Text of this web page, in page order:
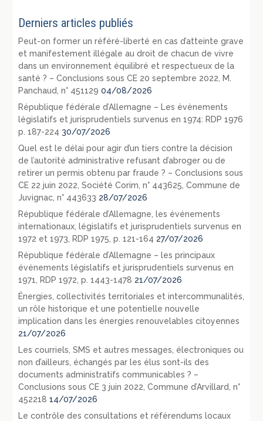
Derniers articles publiés
Peut-on former un référé-liberté en cas d’atteinte grave
et manifestement illégale au droit de chacun de vivre
dans un environnement équilibré et respectueux de la
santé ? – Conclusions sous CE 20 septembre 2022, M.
Panchaud, n° 451129 04/08/2026
République fédérale d’Allemagne – Les évènements
législatifs et jurisprudentiels survenus en 1974: RDP 1976
p. 187-224 30/07/2026
Quel est le délai pour agir d’un tiers contre la décision
de l’autorité administrative refusant d’abroger ou de
retirer un permis obtenu par fraude ? – Conclusions sous
CE 22 juin 2022, Société Corim, n° 443625, Commune de
Juvignac, n° 443633 28/07/2026
République fédérale d’Allemagne, les événements
internationaux, législatifs et jurisprudentiels survenus en
1972 et 1973, RDP 1975, p. 121-164 27/07/2026
République fédérale d’Allemagne – les principaux
évènements législatifs et jurisprudentiels survenus en
1971, RDP 1972, p. 1443-1478 21/07/2026
Énergies, collectivités territoriales et intercommunalités,
un rôle historique et une potentielle nouvelle
implication dans les énergies renouvelables citoyennes
21/07/2026
Les courriels, SMS et autres messages, électroniques ou
non d’ailleurs, échangés par les élus sont-ils des
documents administratifs communicables ? –
Conclusions sous CE 3 juin 2022, Commune d’Arvillard, n°
452218 14/07/2026
Le contrôle des consultations et référendums locaux